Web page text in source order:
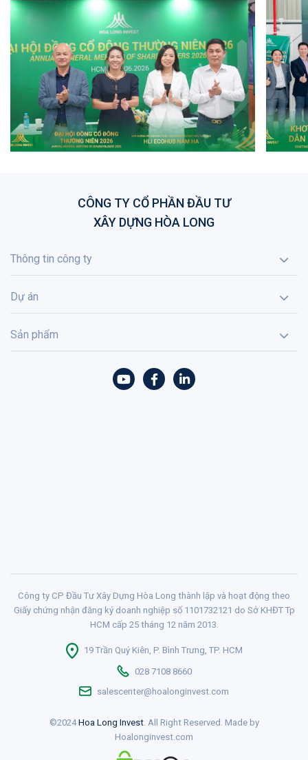
CÔNG TY CỔ PHẦN ĐẦU TƯ
XÂY DỰNG HÒA LONG
Thông tin công ty
Dự án
Sản phẩm
Công ty CP Đầu Tư Xây Dựng Hòa Long thành lập và hoạt động theo
Giấy chứng nhận đăng ký doanh nghiệp số 1101732121 do Sở KHĐT Tp
HCM cấp 25 tháng 12 năm 2013.
19 Trần Quý Kiên, P. Bình Trưng, TP. HCM
028 7108 8660
salescenter@hoalonginvest.com
©2024Hoa Long Invest. All Right Reserved. Made by
Hoalonginvest.com